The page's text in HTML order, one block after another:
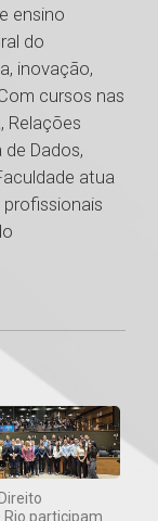
ensino
do
inovação,
cursos nas
Relações
Dados,
atua
Rio participam